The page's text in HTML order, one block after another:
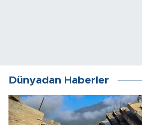
Dünyadan Haberler